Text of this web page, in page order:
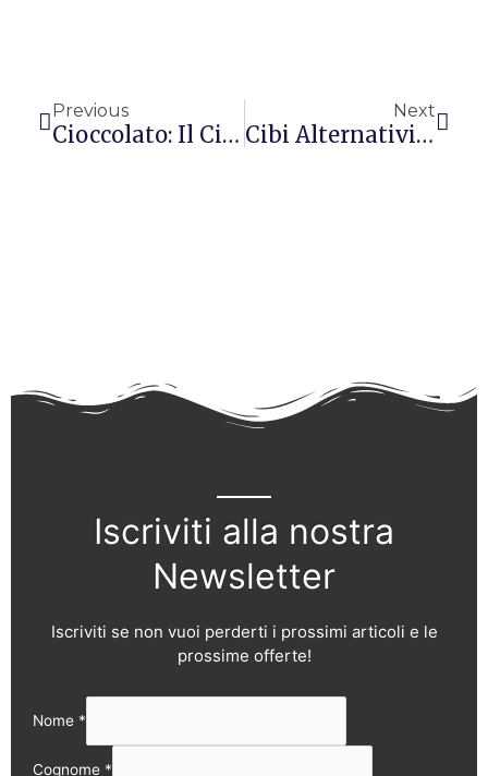
Previous
Cioccolato: Il Cibo Degli Dei
Next
Cibi Alternativi: Le Alghe
Iscriviti alla nostra
Newsletter
Iscriviti se non vuoi perderti i prossimi articoli e le
prossime offerte!
Nome *
Cognome *